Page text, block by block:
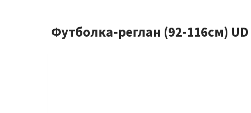
Футболка-реглан (92-116см)